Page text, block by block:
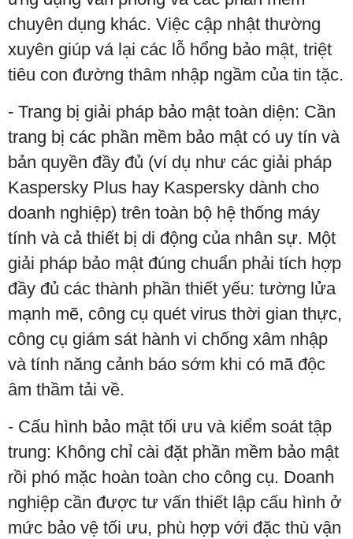
chuyên dụng khác. Việc cập nhật thường
xuyên giúp vá lại các lỗ hổng bảo mật, triệt
tiêu con đường thâm nhập ngầm của tin tặc.
- Trang bị giải pháp bảo mật toàn diện: Cần
trang bị các phần mềm bảo mật có uy tín và
bản quyền đầy đủ (ví dụ như các giải pháp
Kaspersky Plus hay Kaspersky dành cho
doanh nghiệp) trên toàn bộ hệ thống máy
tính và cả thiết bị di động của nhân sự. Một
giải pháp bảo mật đúng chuẩn phải tích hợp
đầy đủ các thành phần thiết yếu: tường lửa
mạnh mẽ, công cụ quét virus thời gian thực,
công cụ giám sát hành vi chống xâm nhập
và tính năng cảnh báo sớm khi có mã độc
âm thầm tải về.
- Cấu hình bảo mật tối ưu và kiểm soát tập
trung: Không chỉ cài đặt phần mềm bảo mật
rồi phó mặc hoàn toàn cho công cụ. Doanh
nghiệp cần được tư vấn thiết lập cấu hình ở
mức bảo vệ tối ưu, phù hợp với đặc thù vận